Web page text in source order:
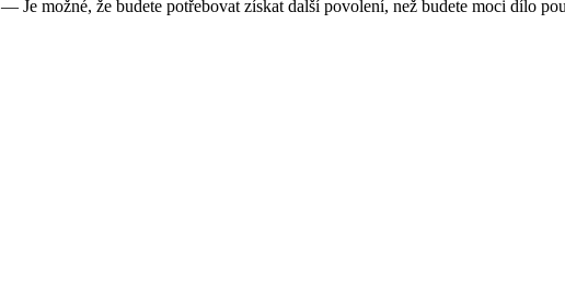
— Je možné, že budete potřebovat získat další povolení, než budete moci dílo